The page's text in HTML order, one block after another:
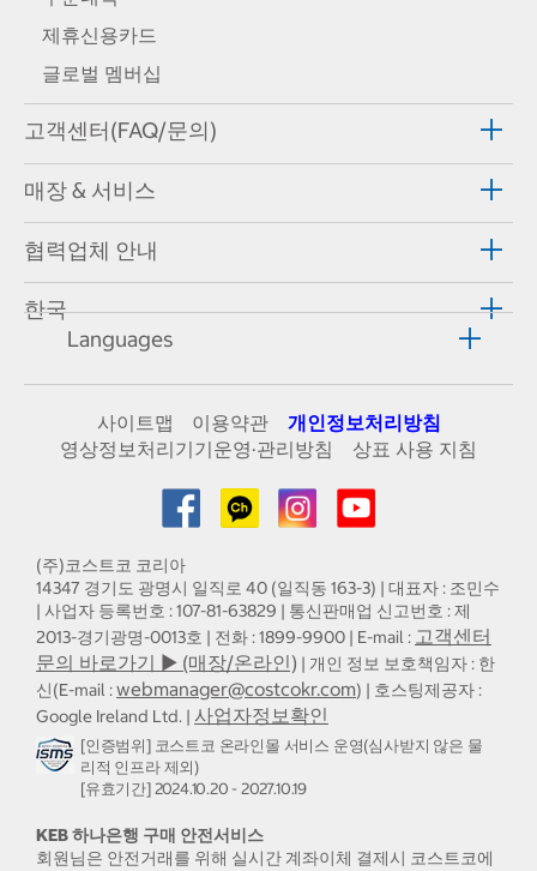
제휴신용카드
글로벌 멤버십
고객센터(FAQ/문의)
매장 & 서비스
협력업체 안내
한국
Languages
사이트맵 이용약관
개인정보처리방침
영상정보처리기기운영·관리방침
상표 사용 지침
(주)코스트코 코리아
14347 경기도 광명시 일직로 40 (일직동 163-3) | 대표자 : 조민수
| 사업자 등록번호 : 107-81-63829 | 통신판매업 신고번호 : 제
2013-경기광명-0013호 | 전화 : 1899-9900 | E-mail : 고객센터
문의 바로가기 ▶ (매장/온라인) | 개인 정보 보호책임자 : 한
신(E-mail :webmanager@costcokr.com) | 호스팅제공자 :
Google Ireland Ltd. | 사업자정보확인
[인증범위] 코스트코 온라인몰 서비스 운영(심사받지 않은 물
리적 인프라 제외)
[유효기간] 2024.10.20 - 2027.10.19
KEB 하나은행 구매 안전서비스
회원님은 안전거래를 위해 실시간 계좌이체 결제시 코스트코에